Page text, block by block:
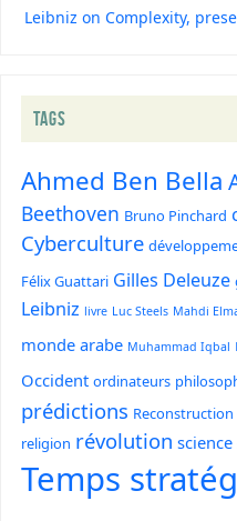
Leibniz on Complexity,
TAGS
Ahmed Ben Bella
Beethoven Bruno Pinchard
Cyberculture
Félix Guattari Gilles Deleuze
Leibniz livre Luc Steels Mahdi
monde arabe Muhammad Iqbal
Occident ordinateurs
prédictions
religion révolution science
Temps